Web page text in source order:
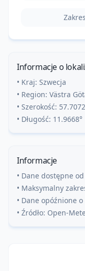
Informacje o
• Kraj: Szwecja
• Region: Västra
• Szerokość: 57.7072
• Długość: 11.9668°
Informacje
• Dane dostępne
• Maksymalny
• Dane opóźnione
• Źródło: Open-